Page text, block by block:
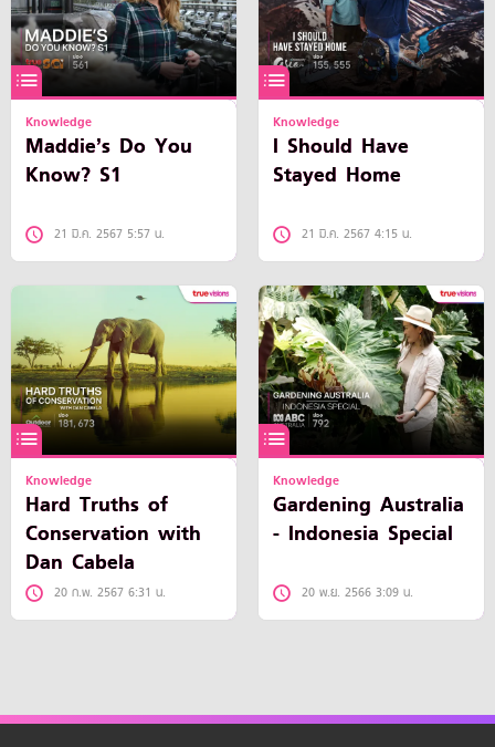
Knowledge
Maddie’s Do You
Know? S1
21 มี.ค. 2567 5:57 น.
Knowledge
I Should Have
Stayed Home
21 มี.ค. 2567 4:15 น.
Knowledge
Hard Truths of
Conservation with
Dan Cabela
20 ก.พ. 2567 6:31 น.
Knowledge
Gardening Australia
- Indonesia Special
20 พ.ย. 2566 3:09 น.